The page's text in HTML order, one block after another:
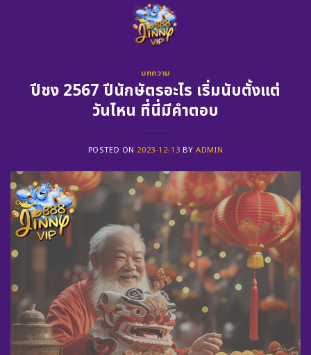
บทความ
ปีชง 2567 ปีนักษัตรอะไร เริ่มนับตั้งแต่
วันไหน ที่นี่มีคำตอบ
POSTED ON 2023-12-13 BYADMIN